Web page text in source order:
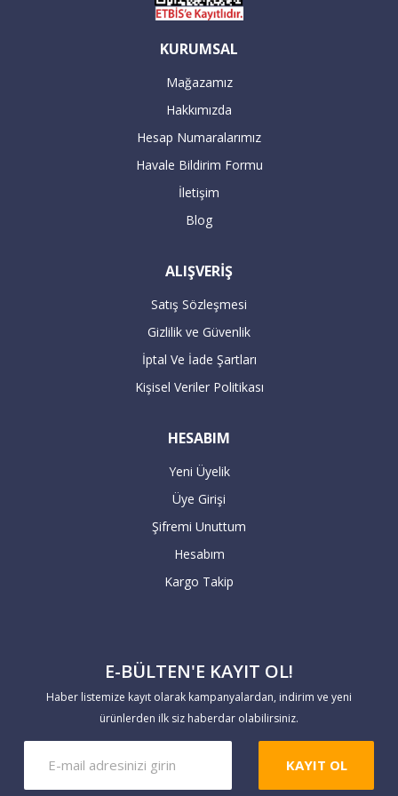
ürünleri, İstanbul'daki ikamet adresine
Servis yetkilileri sizden randevu alarak
adresinize teslimat ve aynı anda kurulum
gerçekleştirilecektir.
siparişleriniz takip eden bir sonraki gün
kargolanmaktadır.
Havale / EFT ile yapacağınız alışverişlerde,
sipariş tutarının hesaplarımıza
geçmesiyle teslimat süresi başlar. 7 iş
günü içerisinde hesaba geçmeyen havale
siparişleriniz geçersiz sayılır.
Yaptığınız ödemeleri
https://www.markaevim.com/hesabim/
bildirimlinkinden bize iletebilirsiniz.
KURUMSAL
Mağazamız
Hakkımızda
Hesap Numaralarımız
Havale Bildirim Formu
İletişim
Blog
ALIŞVERİŞ
Satış Sözleşmesi
Gizlilik ve Güvenlik
İptal Ve İade Şartları
Kişisel Veriler Politikası
HESABIM
Yeni Üyelik
Üye Girişi
Şifremi Unuttum
Hesabım
Kargo Takip
E-BÜLTEN'E KAYIT OL!
Haber listemize kayıt olarak kampanyalardan, indirim ve yeni
ürünlerden ilk siz haberdar olabilirsiniz.
KAYIT OL